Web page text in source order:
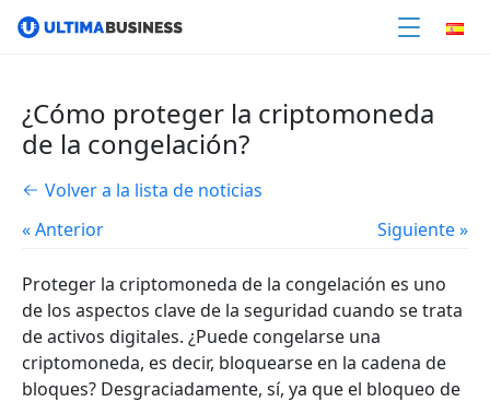
¿Cómo proteger la criptomoneda
de la congelación?
Volver a la lista de noticias
« Anterior
Siguiente »
Proteger la criptomoneda de la congelación es uno
de los aspectos clave de la seguridad cuando se trata
de activos digitales. ¿Puede congelarse una
criptomoneda, es decir, bloquearse en la cadena de
bloques? Desgraciadamente, sí, ya que el bloqueo de